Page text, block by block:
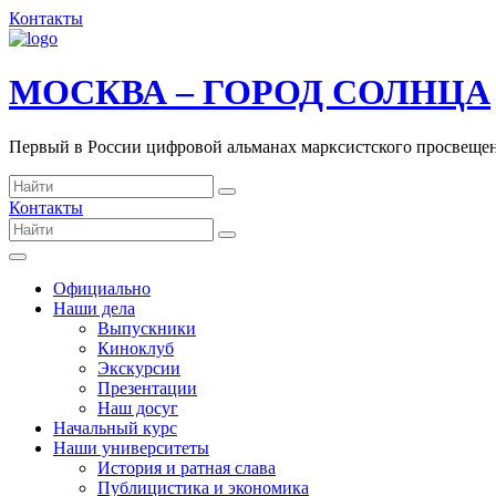
Контакты
МОСКВА – ГОРОД СОЛНЦА
Первый в России цифровой альманах марксистского
Контакты
Официально
Наши дела
Выпускники
Киноклуб
Экскурсии
Презентации
Наш досуг
Начальный курс
Наши университеты
История и ратная слава
Публицистика и экономика